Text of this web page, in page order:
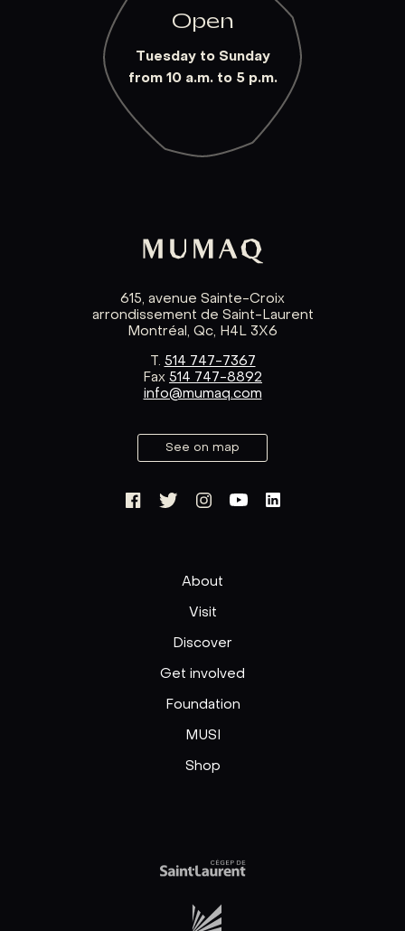
Open
Tuesday to Sunday
from 10 a.m. to 5 p.m.
615, avenue Sainte-Croix
arrondissement de Saint-Laurent
Montréal, Qc, H4L 3X6
T. 514 747-7367
Fax 514 747-8892
info@mumaq.com
See on map
About
Visit
Discover
Get involved
Foundation
MUSI
Shop